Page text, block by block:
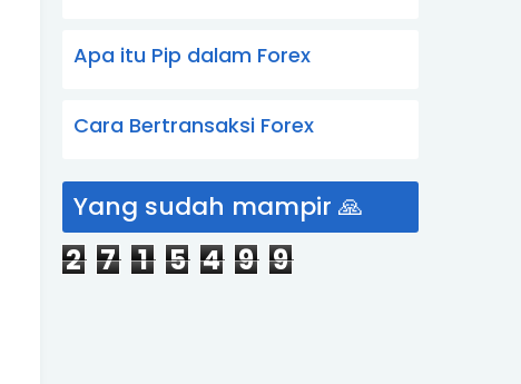
Apa itu Pip dalam Forex
Cara Bertransaksi Forex
Yang sudah mampir 🙏
2 7 1 5 4 9 9